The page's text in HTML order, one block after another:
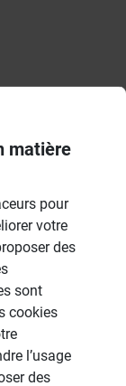
matière
pour
votre
des
sont
cookies
l’usage
des